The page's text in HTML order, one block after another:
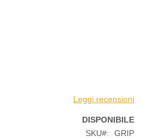
Leggi recensioni
DISPONIBILE
SKU
GRIP